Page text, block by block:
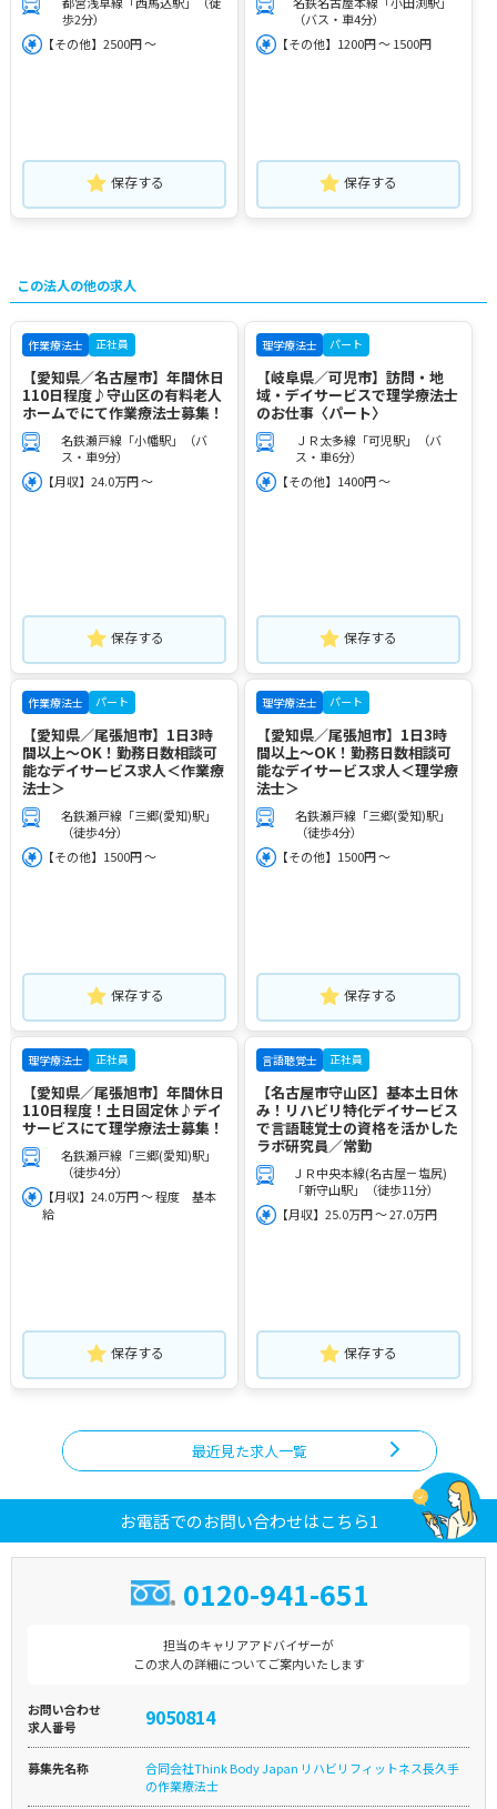
歩2分）
【その他】2500円 ～
保存する
（バス・車4分）
【その他】1200円 ～ 1500円
保存する
この法人の他の求人
作業療法士 正社員
【愛知県／名古屋市】年間休日
110日程度♪守山区の有料老人
ホームでにて作業療法士募集！
名鉄瀬戸線「小幡駅」（バ
ス・車9分）
【月収】24.0万円 ～
保存する
理学療法士 パート
【岐阜県／可児市】訪問・地
域・デイサービスで理学療法士
のお仕事〈パート〉
ＪＲ太多線「可児駅」（バ
ス・車6分）
【その他】1400円 ～
保存する
作業療法士 パート
【愛知県／尾張旭市】1日3時
間以上～OK！勤務日数相談可
能なデイサービス求人＜作業療
法士＞
名鉄瀬戸線「三郷(愛知)駅」
（徒歩4分）
【その他】1500円 ～
保存する
理学療法士 パート
【愛知県／尾張旭市】1日3時
間以上～OK！勤務日数相談可
能なデイサービス求人＜理学療
法士＞
名鉄瀬戸線「三郷(愛知)駅」
（徒歩4分）
【その他】1500円 ～
保存する
理学療法士 正社員
【愛知県／尾張旭市】年間休日
110日程度！土日固定休♪デイ
サービスにて理学療法士募集！
名鉄瀬戸線「三郷(愛知)駅」
（徒歩4分）
【月収】24.0万円 ～ 程度 基本
給
保存する
言語聴覚士 正社員
【名古屋市守山区】基本土日休
み！リハビリ特化デイサービス
で言語聴覚士の資格を活かした
ラボ研究員／常勤
ＪＲ中央本線(名古屋－塩尻)
「新守山駅」（徒歩11分）
【月収】25.0万円 ～ 27.0万円
保存する
最近見た求人一覧
お電話でのお問い合わせはこちら1
0120-941-651
担当のキャリアアドバイザーが
この求人の詳細についてご案内いたします
お問い合わせ
求人番号
9050814
募集先名称
合同会社Think Body Japan リハビリフィットネス長久手
の作業療法士